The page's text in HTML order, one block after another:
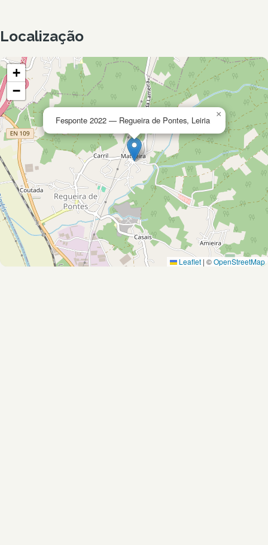
Localização
Fesponte 2022 — Regueira de Pontes, Leiria
×
+
−
Leaflet | ©OpenStreetMap